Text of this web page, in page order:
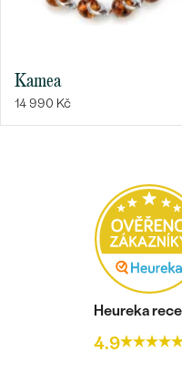
Kamea
14 990 Kč
Heureka
4.9